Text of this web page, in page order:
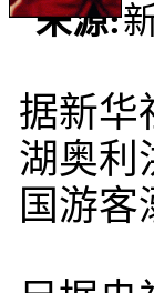
来源:
据新华
湖奥利
国游客